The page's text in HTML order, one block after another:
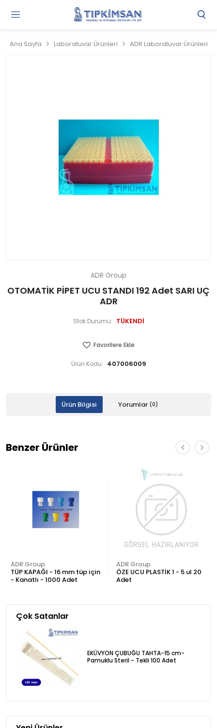
Ana Sayfa Laboratuvar Ürünleri ADR Laboratuvar Ürünleri
ADR Group
OTOMATİK PİPET UCU STANDI 192 Adet SARI UÇ
ADR
Stok Durumu: TÜKENDİ
Favorilere Ekle
Ürün Kodu: 407006009
Ürün Bilgisi Yorumlar (0)
Benzer Ürünler
ADR Group
TÜP KAPAĞI - 16 mm tüp için
- Kanatlı - 1000 Adet
ADR Group
ÖZE UCU PLASTİK 1 - 5 ul 20
Adet
Çok Satanlar
EKÜVYON ÇUBUĞU TAHTA-15 cm-
Pamuklu Steril - Tekli 100 Adet